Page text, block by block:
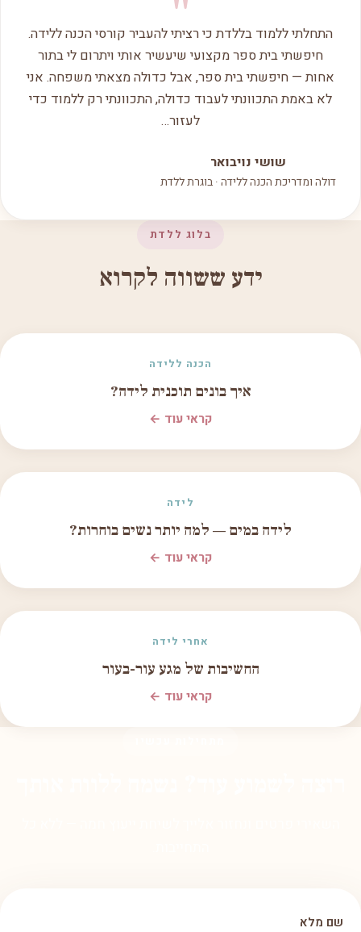
"
התחלתי ללמוד בללדת כי רציתי להעביר קורסי הכנה ללידה.
חיפשתי בית ספר מקצועי שיעשיר אותי ויתרום לי בתור
אחות — חיפשתי בית ספר, אבל כדולה מצאתי משפחה. אני
לא באמת התכוונתי לעבוד כדולה, התכוונתי רק ללמוד כדי
לעזור…
שושי נויבואר
דולה ומדריכת הכנה ללידה · בוגרת ללדת
בלוג ללדת
ידע ששווה לקרוא
הכנה ללידה
איך בונים תוכנית לידה?
קראי עוד ←
לידה
לידה במים — למה יותר נשים בוחרות?
קראי עוד ←
אחרי לידה
החשיבות של מגע עור-בעור
קראי עוד ←
שם מלא